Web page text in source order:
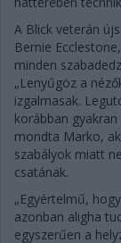
A Blick veterán
Bernie
minden
„Lenyűgöz a
izgalmasak.
korábban
mondta Marko,
szabályok miatt
csatának.
„Egyértelmű,
azonban aligha
egyszerűen a